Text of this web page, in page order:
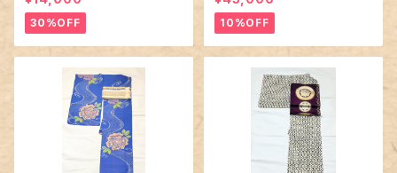
30%OFF 10%OFF